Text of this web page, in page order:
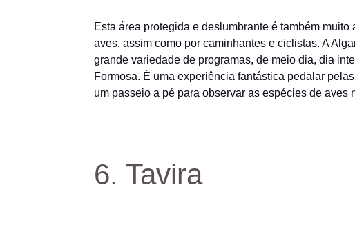
Esta área protegida e deslumbrante é também
aves, assim como por caminhantes e ciclistas. A
grande variedade de programas, de meio dia, dia
Formosa. É uma experiência fantástica pedalar
um passeio a pé para observar as espécies de aves
6. Tavira